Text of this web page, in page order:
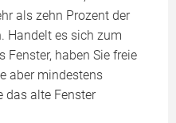
als zehn Prozent der
Handelt es sich zum
Fenster, haben Sie freie
aber mindestens
das alte Fenster